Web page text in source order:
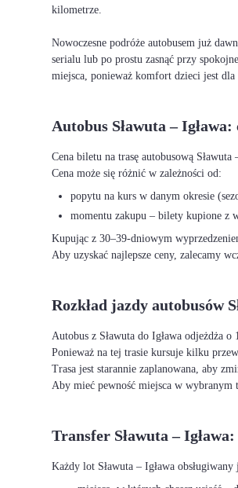
kilometrze.
Nowoczesne podróże autobusem już
serialu lub po prostu zasnąć przy
miejsca, ponieważ komfort dzieci jest
Autobus Sławuta –
Cena biletu na trasę autobusową
Cena może się różnić w zależności od:
popytu na kurs w danym okresie
momentu zakupu – bilety kupione z
Kupując z 30–39-dniowym
Aby uzyskać najlepsze ceny, zalecamy
Rozkład jazdy autobusów
Autobus z Sławuta do Igława odjeżdża o
Ponieważ na tej trasie kursuje kilku
Trasa jest starannie zaplanowana, aby
Aby mieć pewność miejsca w wybranym
Transfer Sławuta –
Każdy lot Sławuta – Igława